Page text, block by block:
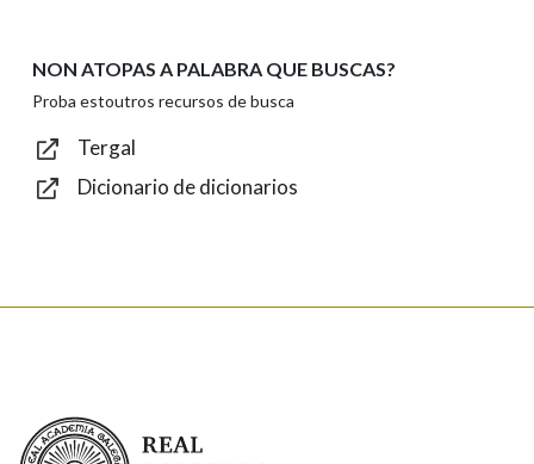
Texto de verificación
NON ATOPAS A PALABRA QUE BUSCAS?
Proba estoutros recursos de busca
Tergal
Dicionario de dicionarios
Real Academia Galega